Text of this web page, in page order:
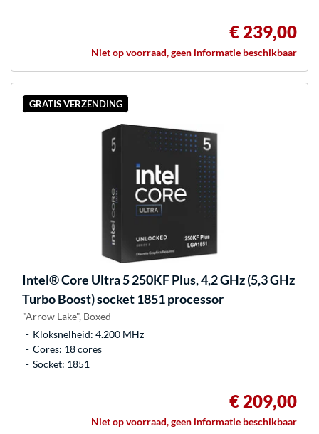
€ 239,00
Niet op voorraad, geen informatie beschikbaar
GRATIS VERZENDING
Intel®Core Ultra 5 250KF Plus, 4,2 GHz (5,3 GHz
Turbo Boost) socket 1851 processor
"Arrow Lake", Boxed
Kloksnelheid: 4.200 MHz
Cores: 18 cores
Socket: 1851
€ 209,00
Niet op voorraad, geen informatie beschikbaar